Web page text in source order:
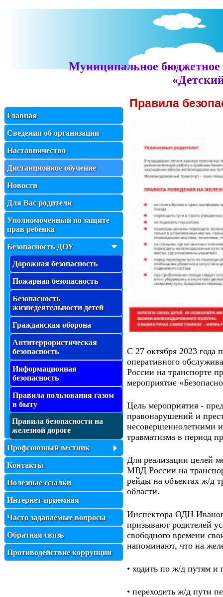
Муниципальное бюджетное
Главная
Сведения об организации
Наставничество
Дистанционное обучение
Новости
Для Вас родители
Уполномоченный по защите
прав ребенка
Безопасность ДОУ
Дорожная безопасность
Пожарная безопасность
Безопасность
жизнедеятельности детей
Гражданская оборона
Антитеррористическая
безопасность
Информационная
безопасность
Правила пользования газом
в быту
Правила безопасности на
железной дороге
Профсоюзный вестник
Контакты
Полезные ссылки
Интернет-приемная
Часто задаваемые вопросы
Обратная связь
Противодействие коррупции
Правила
С 27 октября 2023 года
оперативного
России на транспорте
мероприятие
Цель мероприятия -
правонарушений и
несовершеннолетними
травматизма в период
Для реализации целей
МВД России на
рейды на объектах ж/д
области.
Инспектора ОДН
призывают родителей
свободного времени
напоминают, что на
• ходить по ж/д путям и
• переходить ж/д пути